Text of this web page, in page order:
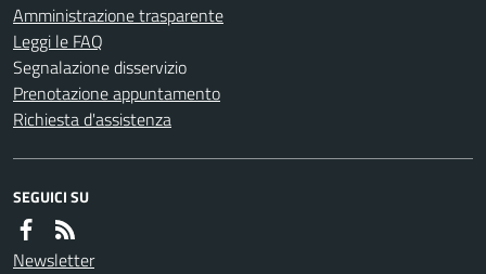
Amministrazione trasparente
Leggi le FAQ
Segnalazione disservizio
Prenotazione appuntamento
Richiesta d'assistenza
SEGUICI SU
Newsletter